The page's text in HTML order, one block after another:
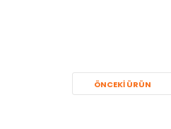
ÖNCEKI ÜRÜN